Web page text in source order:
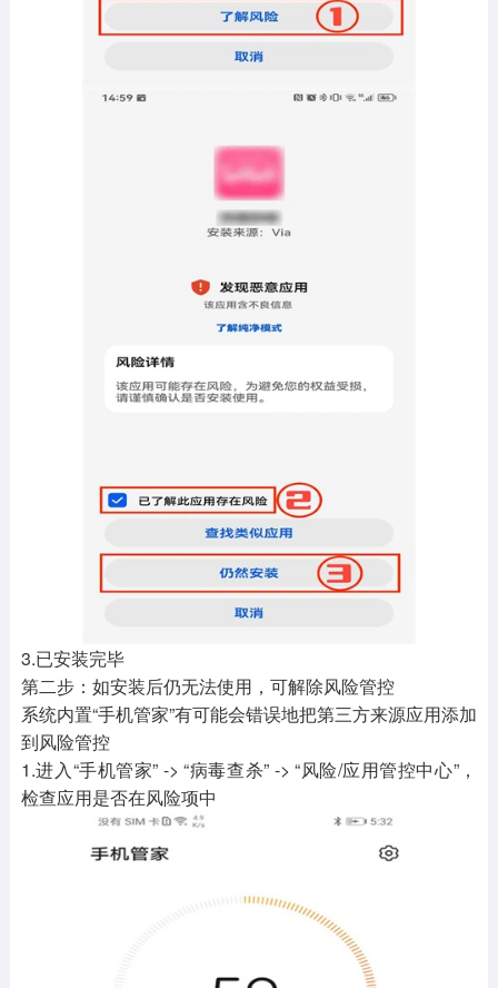
3.已安装完毕
第二步：如安装后仍无法使用，可解除风险管控
系统内置“手机管家”有可能会错误地把第三方来源应用添加
到风险管控
1.进入“手机管家” -> “病毒查杀” -> “风险/应用管控中心”，
检查应用是否在风险项中